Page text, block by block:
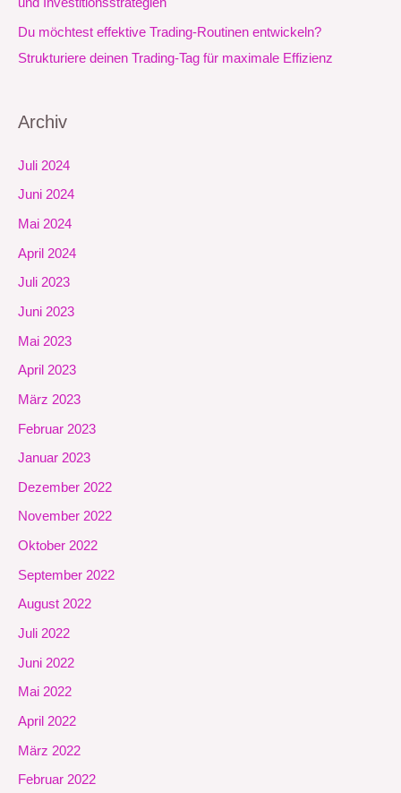
und Investitionsstrategien
Du möchtest effektive Trading-Routinen entwickeln?
Strukturiere deinen Trading-Tag für maximale Effizienz
Archiv
Juli 2024
Juni 2024
Mai 2024
April 2024
Juli 2023
Juni 2023
Mai 2023
April 2023
März 2023
Februar 2023
Januar 2023
Dezember 2022
November 2022
Oktober 2022
September 2022
August 2022
Juli 2022
Juni 2022
Mai 2022
April 2022
März 2022
Februar 2022